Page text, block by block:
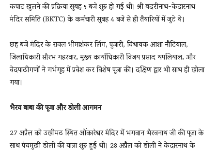
कपाट खुलने की प्रक्रिया सुबह 5 बजे शुरू हो गई थी। श्री बदरीनाथ-केदारनाथ
मंदिर समिति (BKTC) के कर्मचारी सुबह 4 बजे से ही तैयारियों में जुटे थे।
छह बजे मंदिर के रावल भीमाशंकर लिंग, पुजारी, विधायक आशा नौटियाल,
जिलाधिकारी सौरभ गहरवार, मुख्य कार्याधिकारी विजय प्रसाद थपलियाल, और
वेदपाठीगणों ने गर्भगृह में प्रवेश कर विशेष पूजा की। दक्षिण द्वार भी साथ ही खोला
गया।
भैरव बाबा की पूजा और डोली आगमन
27 अप्रैल को उखीमठ स्थित ओंकारेश्वर मंदिर में भगवान भैरवनाथ जी की पूजा के
साथ पंचमुखी डोली की यात्रा शुरू हुई थी। 28 अप्रैल को डोली ने केदारनाथ के